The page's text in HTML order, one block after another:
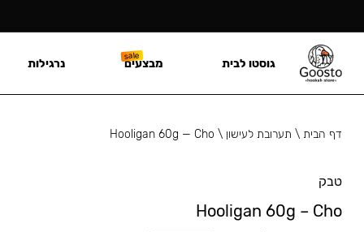
דף הבית\ תערובת לעישון \
Hooligan 60g — Cho
טבק
Hooligan 60g – Cho
גוסטו לבית מבצעים נרגילות